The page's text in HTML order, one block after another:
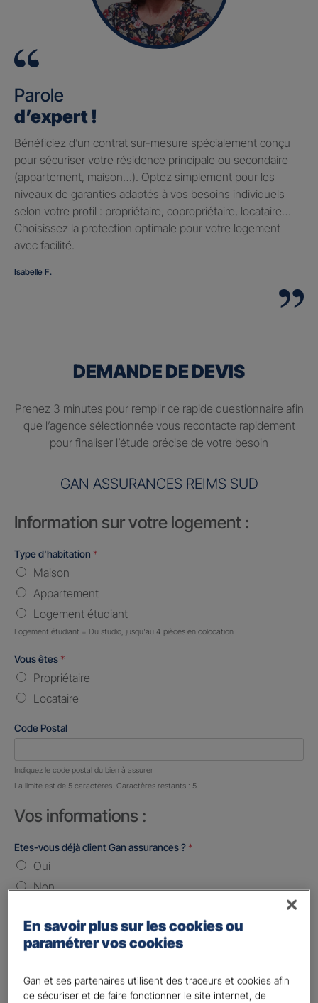
Parole
d’expert !
Bénéficiez d’un contrat sur-mesure spécialement conçu
pour sécuriser votre résidence principale ou secondaire
(appartement, maison…). Optez simplement pour les
niveaux de garanties adaptés à vos besoins individuels
selon votre profil : propriétaire, copropriétaire, locataire…
Choisissez la protection optimale pour votre logement
avec facilité.
Isabelle F.
DEMANDE DE DEVIS
Prenez 3 minutes pour remplir ce rapide questionnaire afin
que l’agence sélectionnée vous recontacte rapidement
pour finaliser l’étude précise de votre besoin
GAN ASSURANCES REIMS SUD
Information sur votre logement :
Type d'habitation *
Maison
Appartement
Logement étudiant
Logement étudiant = Du studio, jusqu'au 4 pièces en colocation
Vous êtes *
Propriétaire
Locataire
Code Postal
Nombre de caractères restants :
Indiquez le code postal du bien à assurer
La limite est de 5 caractères. Caractères restants : 5.
Vos informations :
Etes-vous déjà client Gan assurances ? *
Oui
Non
Madame
Contact*
En savoir plus sur les cookies ou
paramétrer vos cookies
Gan et ses partenaires utilisent des traceurs et cookies afin
de sécuriser et de faire fonctionner le site internet, de